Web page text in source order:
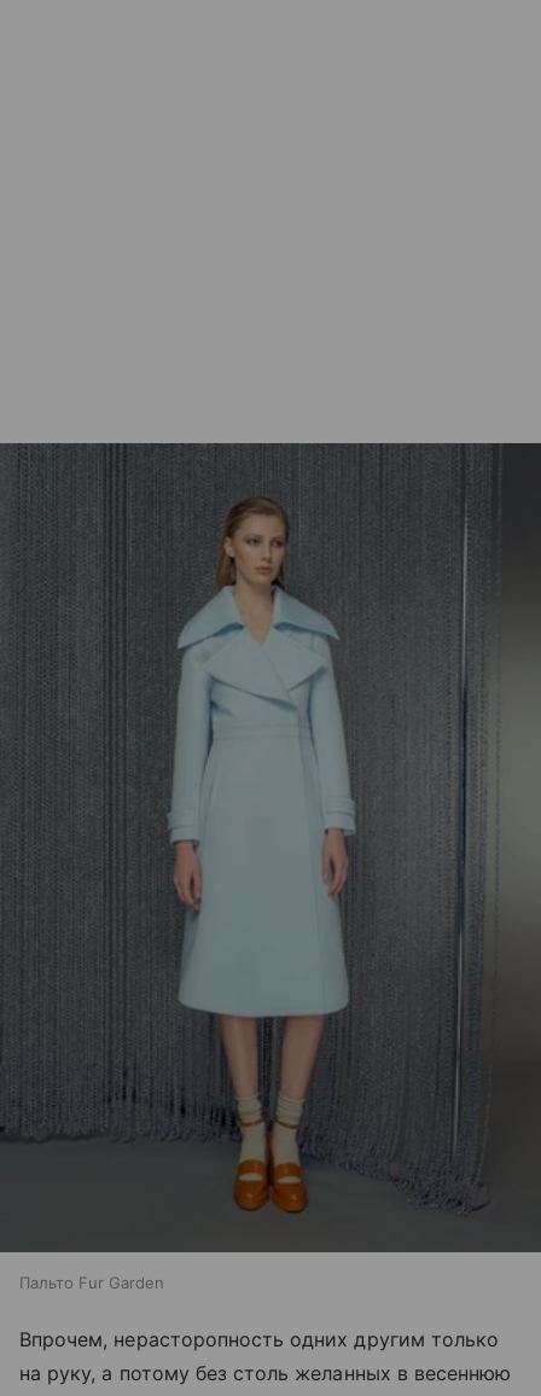
Пальто Fur Garden
Впрочем, нерасторопность одних другим только
на руку, а потому без столь желанных в весеннюю